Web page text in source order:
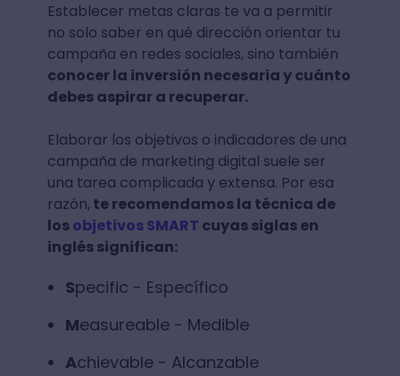
Establecer metas claras te va a permitir
no solo saber en qué dirección orientar tu
campaña en redes sociales, sino también
conocer la inversión necesaria y cuánto
debes aspirar a recuperar.
Elaborar los objetivos o indicadores de una
campaña de marketing digital suele ser
una tarea complicada y extensa. Por esa
razón, te recomendamos la técnica de
losobjetivos SMART cuyas siglas en
inglés significan:
Specific - Específico
Measureable - Medible
Achievable - Alcanzable